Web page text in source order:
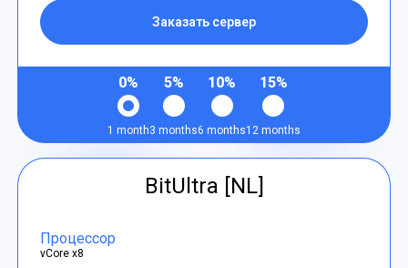
Заказать сервер
0%
1 month
5%
3 months
10%
6 months
15%
12 months
BitUltra [NL]
Процессор
vCore x8